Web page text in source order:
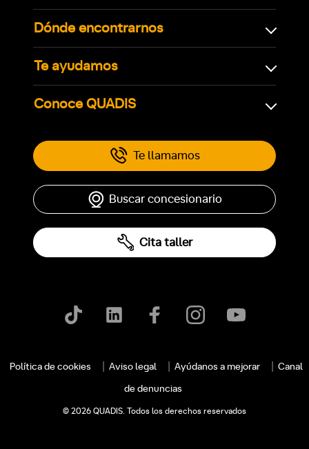
Dónde encontrarnos
Te ayudamos
Conoce QUADIS
Te llamamos
Buscar concesionario
Cita taller
Política de cookies Aviso legal Ayúdanos a mejorar Canal
de denuncias
© 2026 QUADIS. Todos los derechos reservados